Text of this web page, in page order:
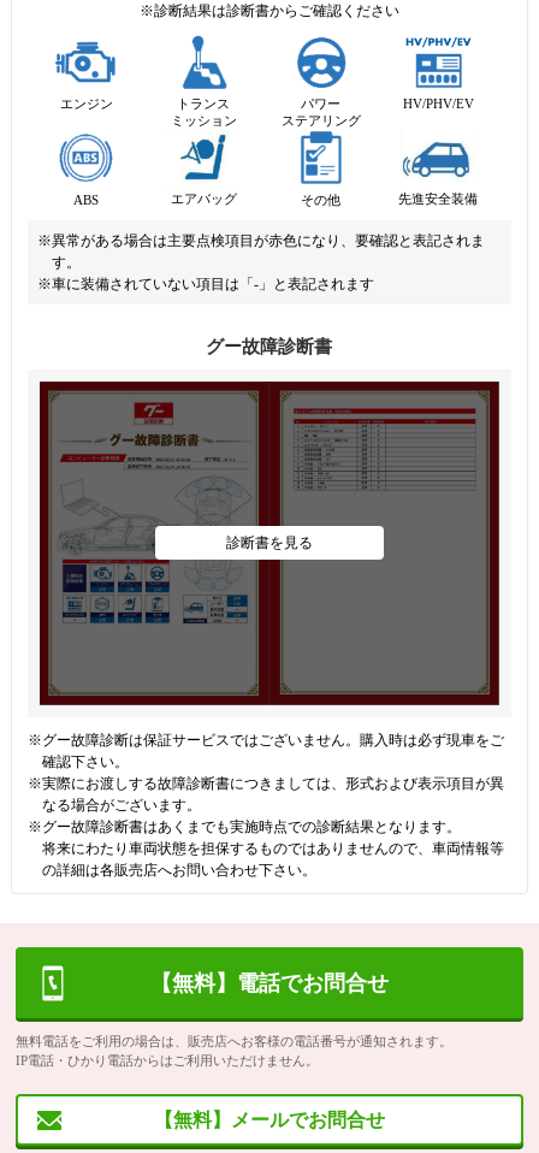
※診断結果は診断書からご確認ください
エンジン
トランス
ミッション
パワー
ステアリング
HV/PHV/EV
ABS エアバッグ その他 先進安全装備
※異常がある場合は主要点検項目が赤色になり、要確認と表記されま
す。
※車に装備されていない項目は「-」と表記されます
グー故障診断書
診断書を見る
※グー故障診断は保証サービスではございません。購入時は必ず現車をご
確認下さい。
※実際にお渡しする故障診断書につきましては、形式および表示項目が異
なる場合がございます。
※グー故障診断書はあくまでも実施時点での診断結果となります。
将来にわたり車両状態を担保するものではありませんので、車両情報等
の詳細は各販売店へお問い合わせ下さい。
【無料】電話でお問合せ
無料電話をご利用の場合は、販売店へお客様の電話番号が通知されます。
IP電話・ひかり電話からはご利用いただけません。
【無料】メールでお問合せ